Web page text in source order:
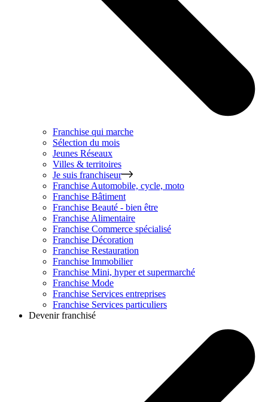
Franchise qui marche
Sélection du mois
Jeunes Réseaux
Villes & territoires
Je suis franchiseur
Franchise Automobile, cycle, moto
Franchise Bâtiment
Franchise Beauté - bien être
Franchise Alimentaire
Franchise Commerce spécialisé
Franchise Décoration
Franchise Restauration
Franchise Immobilier
Franchise Mini, hyper et supermarché
Franchise Mode
Franchise Services entreprises
Franchise Services particuliers
Devenir franchisé